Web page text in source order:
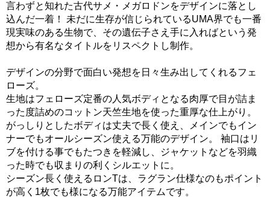
言わずと知れた古代サメ・メガロドンをデザインに落とし
込んだ一着！ 未だに生存が信じられているUMA界でも一番
現実味のある生物で、その遺伝子さえ手に入ればという発
想から有名なタイトルをリスペクトし制作。
デザインの分野で面白い発想を日々生み出してくれるフェ
ローズ。
生地はフェローズ定番の人気ボディとなる肉厚で目が詰ま
った度詰めのコットン天竺生地を使った重厚な仕上がり。
がっしりとしたボディは丈夫で長く使え、メインでもイン
ナーでもオールシーズン使える万能のデザイン。 袖口はリ
ブを付ける事でもたつきを軽減し、ジャケットなどを羽織
った時でも収まりの利くシルエットに。
シーズン長く使えるロンTは、ラグラン仕様なのもポイント
が高く1枚でも様になる万能アイテムです。